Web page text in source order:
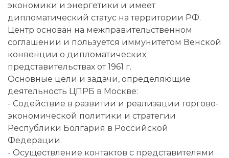
экономики и энергетики и имеет
дипломатический статус на территории РФ.
Центр основан на межправительственном
соглашении и пользуется иммунитетом Венской
конвенции о дипломатических
представительствах от 1961 г.
Основные цели и задачи, определяющие
деятельность ЦПРБ в Москве:
- Содействие в развитии и реализации торгово-
экономической политики и стратегии
Республики Болгария в Российской
Федерации.
- Осуществление контактов с представителями